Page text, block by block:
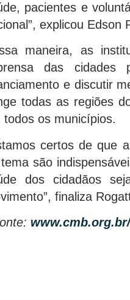
pacientes e
explicou Edson
maneira, as
das cidades
e discutir
todas as regiões
todos os municípios.
certos de que
são
dos cidadãos
finaliza